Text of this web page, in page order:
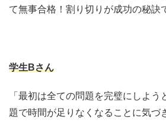
て無事合格！割り切りが成功の秘訣
学生Bさん
「最初は全ての問題を完璧にしよう
題で時間が足りなくなることに気づ